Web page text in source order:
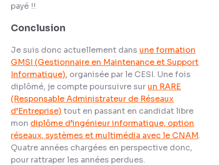
payé !!
Conclusion
Je suis donc actuellement dans une formation
GMSI (Gestionnaire en Maintenance et Support
Informatique), organisée par le CESI. Une fois
diplômé, je compte poursuivre sur un RARE
(Responsable Administrateur de Réseaux
d’Entreprise) tout en passant en candidat libre
mon diplôme d’ingénieur informatique, option
réseaux, systèmes et multimédia avec le CNAM.
Quatre années chargées en perspective donc,
pour rattraper les années perdues.